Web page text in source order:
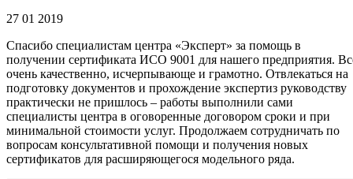
27 01 2019
Спасибо специалистам центра «Эксперт» за помощь в
получении сертификата ИСО 9001 для нашего предприятия.
очень качественно, исчерпывающе и грамотно. Отвлекаться на
подготовку документов и прохождение экспертиз руководству
практически не пришлось – работы выполнили сами
специалисты центра в оговоренные договором сроки и при
минимальной стоимости услуг. Продолжаем сотрудничать по
вопросам консультативной помощи и получения новых
сертификатов для расширяющегося модельного ряда.